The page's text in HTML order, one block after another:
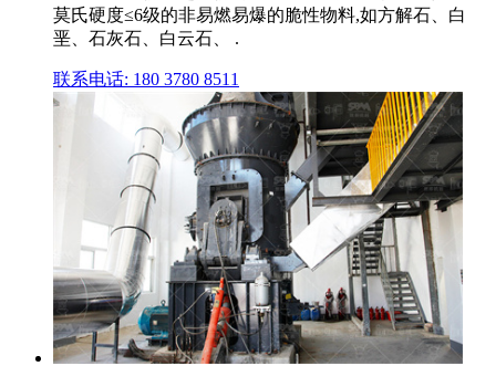
莫氏硬度≤6级的非易燃易爆的脆性物料,如方解石、白
垩、石灰石、白云石、 .
联系电话: 180 3780 8511